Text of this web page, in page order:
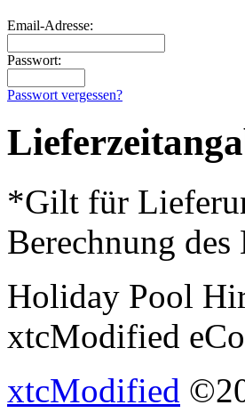
Email-Adresse:
Passwort:
Passwort vergessen?
*Gilt für
Berechnung
Holiday Pool
xtcModified
xtcModified